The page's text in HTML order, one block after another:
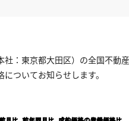
：東京都大田区）の全国不
ついてお知らせします。